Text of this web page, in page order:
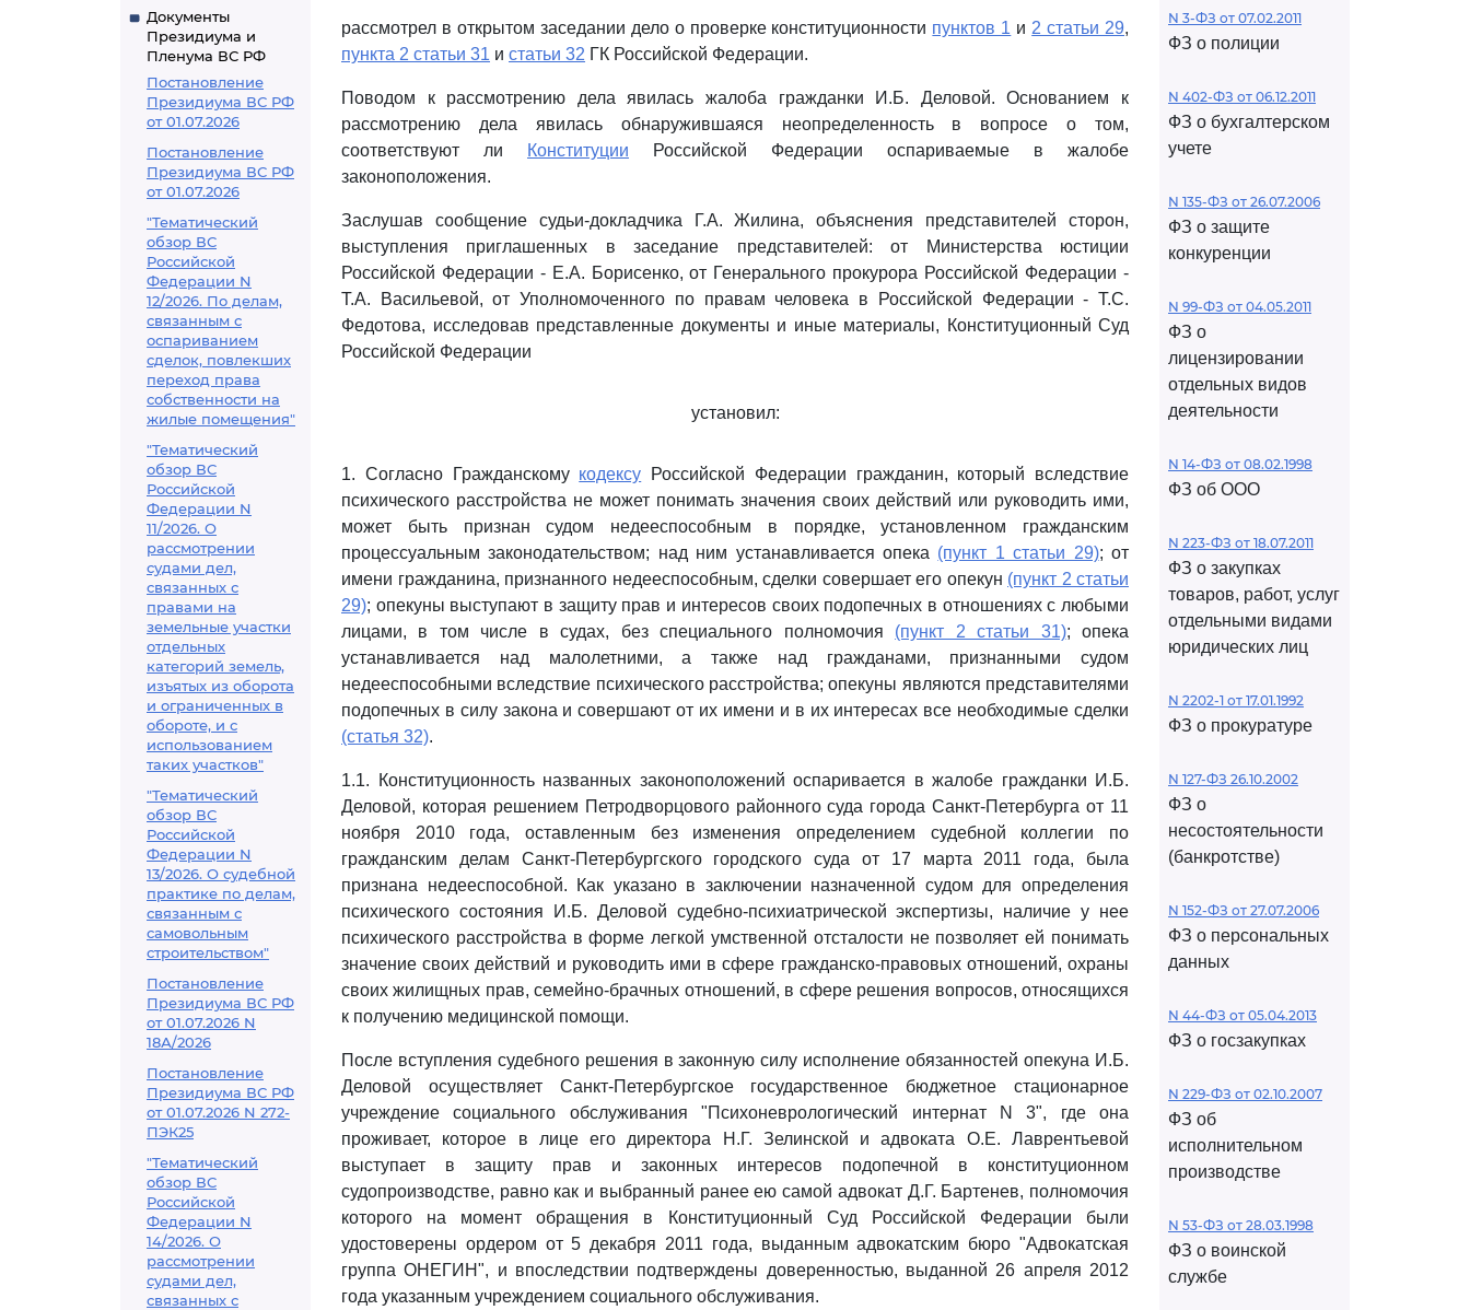
Документы
Президиума и
Пленума ВС РФ
Постановление
Президиума ВС РФ
от 01.07.2026
Постановление
Президиума ВС РФ
от 01.07.2026
"Тематический
обзор ВС
Российской
Федерации N
12/2026. По делам,
связанным с
оспариванием
сделок, повлекших
переход права
собственности на
жилые помещения"
"Тематический
обзор ВС
Российской
Федерации N
11/2026. О
рассмотрении
судами дел,
связанных с
правами на
земельные участки
отдельных
категорий земель,
изъятых из оборота
и ограниченных в
обороте, и с
использованием
таких участков"
"Тематический
обзор ВС
Российской
Федерации N
13/2026. О судебной
практике по делам,
связанным с
самовольным
строительством"
Постановление
Президиума ВС РФ
от 01.07.2026 N
18А/2026
Постановление
Президиума ВС РФ
от 01.07.2026 N 272-
ПЭК25
"Тематический
обзор ВС
Российской
Федерации N
14/2026. О
рассмотрении
судами дел,
связанных с
рассмотрел в открытом заседании дело о проверке конституционности пунктов 1 и 2 статьи 29,
пункта 2 статьи 31 и статьи 32 ГК Российской Федерации.
Поводом к рассмотрению дела явилась жалоба гражданки И.Б. Деловой. Основанием к
рассмотрению дела явилась обнаружившаяся неопределенность в вопросе о том,
соответствуют ли
Конституции Российской Федерации оспариваемые в жалобе
законоположения.
Заслушав сообщение судьи-докладчика Г.А. Жилина, объяснения представителей сторон,
выступления приглашенных в заседание представителей: от Министерства юстиции
Российской Федерации - Е.А. Борисенко, от Генерального прокурора Российской Федерации -
Т.А. Васильевой, от Уполномоченного по правам человека в Российской Федерации - Т.С.
Федотова, исследовав представленные документы и иные материалы, Конституционный Суд
Российской Федерации
установил:
1. Согласно Гражданскому кодексу Российской Федерации гражданин, который вследствие
психического расстройства не может понимать значения своих действий или руководить ими,
может быть признан судом недееспособным в порядке, установленном гражданским
процессуальным законодательством; над ним устанавливается опека (пункт 1 статьи 29); от
имени гражданина, признанного недееспособным, сделки совершает его опекун (пункт 2 статьи
29); опекуны выступают в защиту прав и интересов своих подопечных в отношениях с любыми
лицами, в том числе в судах, без специального полномочия (пункт 2 статьи 31); опека
устанавливается над малолетними, а также над гражданами, признанными судом
недееспособными вследствие психического расстройства; опекуны являются представителями
подопечных в силу закона и совершают от их имени и в их интересах все необходимые сделки
(статья 32).
1.1. Конституционность названных законоположений оспаривается в жалобе гражданки И.Б.
Деловой, которая решением Петродворцового районного суда города Санкт-Петербурга от 11
ноября 2010 года, оставленным без изменения определением судебной коллегии по
гражданским делам Санкт-Петербургского городского суда от 17 марта 2011 года, была
признана недееспособной. Как указано в заключении назначенной судом для определения
психического состояния И.Б. Деловой судебно-психиатрической экспертизы, наличие у нее
психического расстройства в форме легкой умственной отсталости не позволяет ей понимать
значение своих действий и руководить ими в сфере гражданско-правовых отношений, охраны
своих жилищных прав, семейно-брачных отношений, в сфере решения вопросов, относящихся
к получению медицинской помощи.
После вступления судебного решения в законную силу исполнение обязанностей опекуна И.Б.
Деловой осуществляет Санкт-Петербургское государственное бюджетное стационарное
учреждение социального обслуживания "Психоневрологический интернат N 3", где она
проживает, которое в лице его директора Н.Г. Зелинской и адвоката О.Е. Лаврентьевой
выступает в защиту прав и законных интересов подопечной в конституционном
судопроизводстве, равно как и выбранный ранее ею самой адвокат Д.Г. Бартенев, полномочия
которого на момент обращения в Конституционный Суд Российской Федерации были
удостоверены ордером от 5 декабря 2011 года, выданным адвокатским бюро "Адвокатская
группа ОНЕГИН", и впоследствии подтверждены доверенностью, выданной 26 апреля 2012
года указанным учреждением социального обслуживания.
N 3-ФЗ от 07.02.2011
ФЗ о полиции
N 402-ФЗ от 06.12.2011
ФЗ о бухгалтерском
учете
N 135-ФЗ от 26.07.2006
ФЗ о защите
конкуренции
N 99-ФЗ от 04.05.2011
ФЗ о
лицензировании
отдельных видов
деятельности
N 14-ФЗ от 08.02.1998
ФЗ об ООО
N 223-ФЗ от 18.07.2011
ФЗ о закупках
товаров, работ, услуг
отдельными видами
юридических лиц
N 2202-1 от 17.01.1992
ФЗ о прокуратуре
N 127-ФЗ 26.10.2002
ФЗ о
несостоятельности
(банкротстве)
N 152-ФЗ от 27.07.2006
ФЗ о персональных
данных
N 44-ФЗ от 05.04.2013
ФЗ о госзакупках
N 229-ФЗ от 02.10.2007
ФЗ об
исполнительном
производстве
N 53-ФЗ от 28.03.1998
ФЗ о воинской
службе